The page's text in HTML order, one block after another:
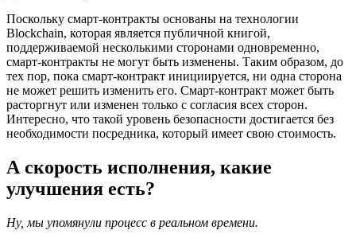
Поскольку смарт-контракты основаны на технологии
Blockchain, которая является публичной книгой,
поддерживаемой несколькими сторонами одновременно,
смарт-контракты не могут быть изменены. Таким образом, до
тех пор, пока смарт-контракт инициируется, ни одна сторона
не может решить изменить его. Смарт-контракт может быть
расторгнут или изменен только с согласия всех сторон.
Интересно, что такой уровень безопасности достигается без
необходимости посредника, который имеет свою стоимость.
А скорость исполнения, какие
улучшения есть?
Ну, мы упомянули процесс в реальном времени.